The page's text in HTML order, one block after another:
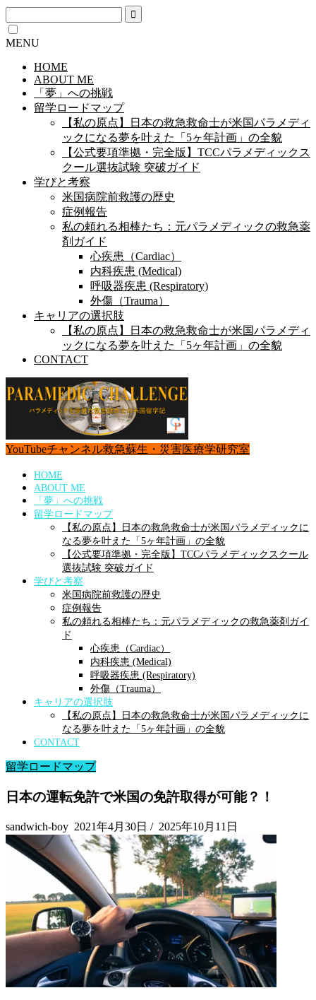
MENU
HOME
ABOUT ME
「夢」への挑戦
留学ロードマップ
【私の原点】日本の救急救命士が米国パラメディ
ックになる夢を叶えた「5ヶ年計画」の全貌
【公式要項準拠・完全版】TCCパラメディックス
クール選抜試験 突破ガイド
学びと考察
米国病院前救護の歴史
症例報告
私の頼れる相棒たち：元パラメディックの救急薬
剤ガイド
心疾患（Cardiac）
内科疾患 (Medical)
呼吸器疾患 (Respiratory)
外傷（Trauma）
キャリアの選択肢
【私の原点】日本の救急救命士が米国パラメディ
ックになる夢を叶えた「5ヶ年計画」の全貌
CONTACT
YouTubeチャンネル救急蘇生・災害医療学研究室
HOME
ABOUT ME
「夢」への挑戦
留学ロードマップ
【私の原点】日本の救急救命士が米国パラメディックに
なる夢を叶えた「5ヶ年計画」の全貌
【公式要項準拠・完全版】TCCパラメディックスクール
選抜試験 突破ガイド
学びと考察
米国病院前救護の歴史
症例報告
私の頼れる相棒たち：元パラメディックの救急薬剤ガイ
ド
心疾患（Cardiac）
内科疾患 (Medical)
呼吸器疾患 (Respiratory)
外傷（Trauma）
キャリアの選択肢
【私の原点】日本の救急救命士が米国パラメディックに
なる夢を叶えた「5ヶ年計画」の全貌
CONTACT
留学ロードマップ
日本の運転免許で米国の免許取得が可能？！
sandwich-boy 2021年4月30日 / 2025年10月11日